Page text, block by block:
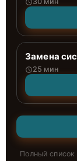
Замена
25 мин
Полный список